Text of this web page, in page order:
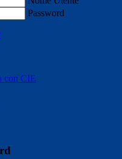
Password
con CIE